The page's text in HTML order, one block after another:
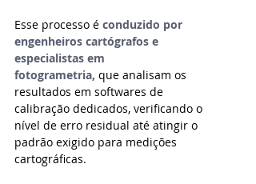
Esse processo é conduzido por
engenheiros cartógrafos e
especialistas em
fotogrametria, que analisam os
resultados em softwares de
calibração dedicados, verificando o
nível de erro residual até atingir o
padrão exigido para medições
cartográficas.